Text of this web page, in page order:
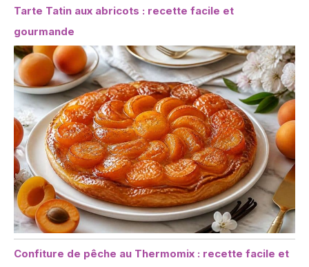
Tarte Tatin aux abricots : recette facile et
gourmande
Confiture de pêche au Thermomix : recette facile et